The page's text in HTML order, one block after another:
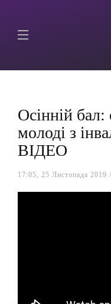
Осінній бал:
молоді з
ВІДЕО
17:05, 25 Листопада 2019 /